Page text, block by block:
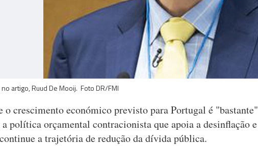
artigo, Ruud De Mooij. Foto DR/FMI
o crescimento económico previsto para Portugal é "bastante"
política orçamental contracionista que apoia a desinflação e
a trajetória de redução da dívida pública.